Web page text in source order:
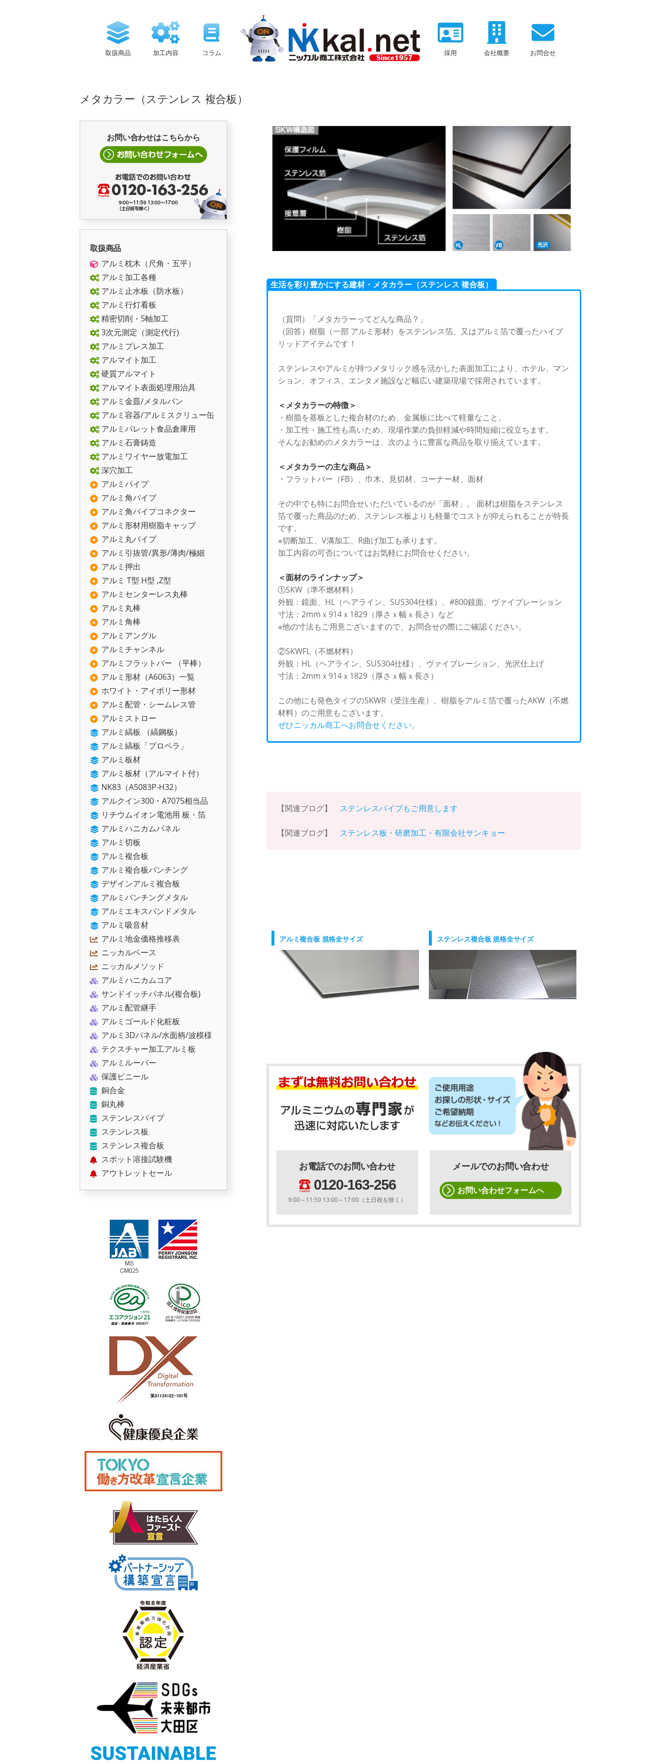
取扱商品 加工内容 コラム 採用 会社概要 お問合せ
メタカラー（ステンレス 複合板）
生活を彩り豊かにする建材・メタカラー（ステンレス 複合板）
（質問）「メタカラーってどんな商品？」
（回答）樹脂（一部 アルミ形材）をステンレス箔、又はアルミ箔で覆ったハイブ
リッドアイテムです！
ステンレスやアルミが持つメタリック感を活かした表面加工により、ホテル、マン
ション、オフィス、エンタメ施設など幅広い建築現場で採用されています。
＜メタカラーの特徴＞
・樹脂を基板とした複合材のため、金属板に比べて軽量なこと。
・加工性・施工性も高いため、現場作業の負担軽減や時間短縮に役立ちます。
そんなお勧めのメタカラーは、次のように豊富な商品を取り揃えています。
＜メタカラーの主な商品＞
・フラットバー（FB）、巾木、見切材、コーナー材、面材
その中でも特にお問合せいただいているのが「面材」。 面材は樹脂をステンレス
箔で覆った商品のため、ステンレス板よりも軽量でコストが抑えられることが特長
です。
※切断加工、V溝加工、R曲げ加工も承ります。
加工内容の可否についてはお気軽にお問合せください。
＜面材のラインナップ＞
①SKW（準不燃材料）
外観：鏡面、HL（ヘアライン、SUS304仕様）、#800鏡面、ヴァイブレーション
寸法：2mmｘ914ｘ1829（厚さｘ幅ｘ長さ）など
※他の寸法もご用意ございますので、お問合せの際にご確認ください。
②SKWFL（不燃材料）
外観：HL（ヘアライン、SUS304仕様）、ヴァイブレーション、光沢仕上げ
寸法：2mmｘ914ｘ1829（厚さｘ幅ｘ長さ）
この他にも発色タイプのSKWR（受注生産）、樹脂をアルミ箔で覆ったAKW（不燃
材料）のご用意もございます。
ぜひニッカル商工へお問合せください。
【関連ブログ】 ステンレスパイプもご用意します
【関連ブログ】 ステンレス板・研磨加工・有限会社サンキョー
アルミ複合板 規格全サイズ ステンレス複合板 規格全サイズ
お電話でのお問い合わせ
0120-163-256
9:00～11:59 13:00～17:00（土日祝を除く）
メールでのお問い合わせ
お問い合わせフォームへ
お問い合わせはこちらから
取扱商品
アルミ枕木（尺角・五平）
アルミ加工各種
アルミ止水板（防水板）
アルミ行灯看板
精密切削・5軸加工
3次元測定（測定代行)
アルミプレス加工
アルマイト加工
硬質アルマイト
アルマイト表面処理用治具
アルミ金皿/メタルバン
アルミ容器/アルミスクリュー缶
アルミパレット食品倉庫用
アルミ石膏鋳造
アルミワイヤー放電加工
深穴加工
アルミパイプ
アルミ角パイプ
アルミ角パイプコネクター
アルミ形材用樹脂キャップ
アルミ丸パイプ
アルミ引抜管/異形/薄肉/極細
アルミ押出
アルミ T型 H型 ,Z型
アルミセンターレス丸棒
アルミ丸棒
アルミ角棒
アルミアングル
アルミチャンネル
アルミフラットバー （平棒）
アルミ形材（A6063）一覧
ホワイト・アイボリー形材
アルミ配管・シームレス管
アルミストロー
アルミ縞板 （縞鋼板）
アルミ縞板「プロペラ」
アルミ板材
アルミ板材（アルマイト付）
NK83（A5083P-H32）
アルクイン300・A7075相当品
リチウムイオン電池用 板・箔
アルミハニカムパネル
アルミ切板
アルミ複合板
アルミ複合板パンチング
デザインアルミ複合板
アルミパンチングメタル
アルミエキスパンドメタル
アルミ吸音材
アルミ地金価格推移表
ニッカルベース
ニッカルメソッド
アルミハニカムコア
サンドイッチパネル(複合板)
アルミ配管継手
アルミゴールド化粧板
アルミ3Dパネル/水面柄/波模様
テクスチャー加工アルミ板
アルミルーバー
保護ビニール
銅合金
銅丸棒
ステンレスパイプ
ステンレス板
ステンレス複合板
スポット溶接試験機
アウトレットセール